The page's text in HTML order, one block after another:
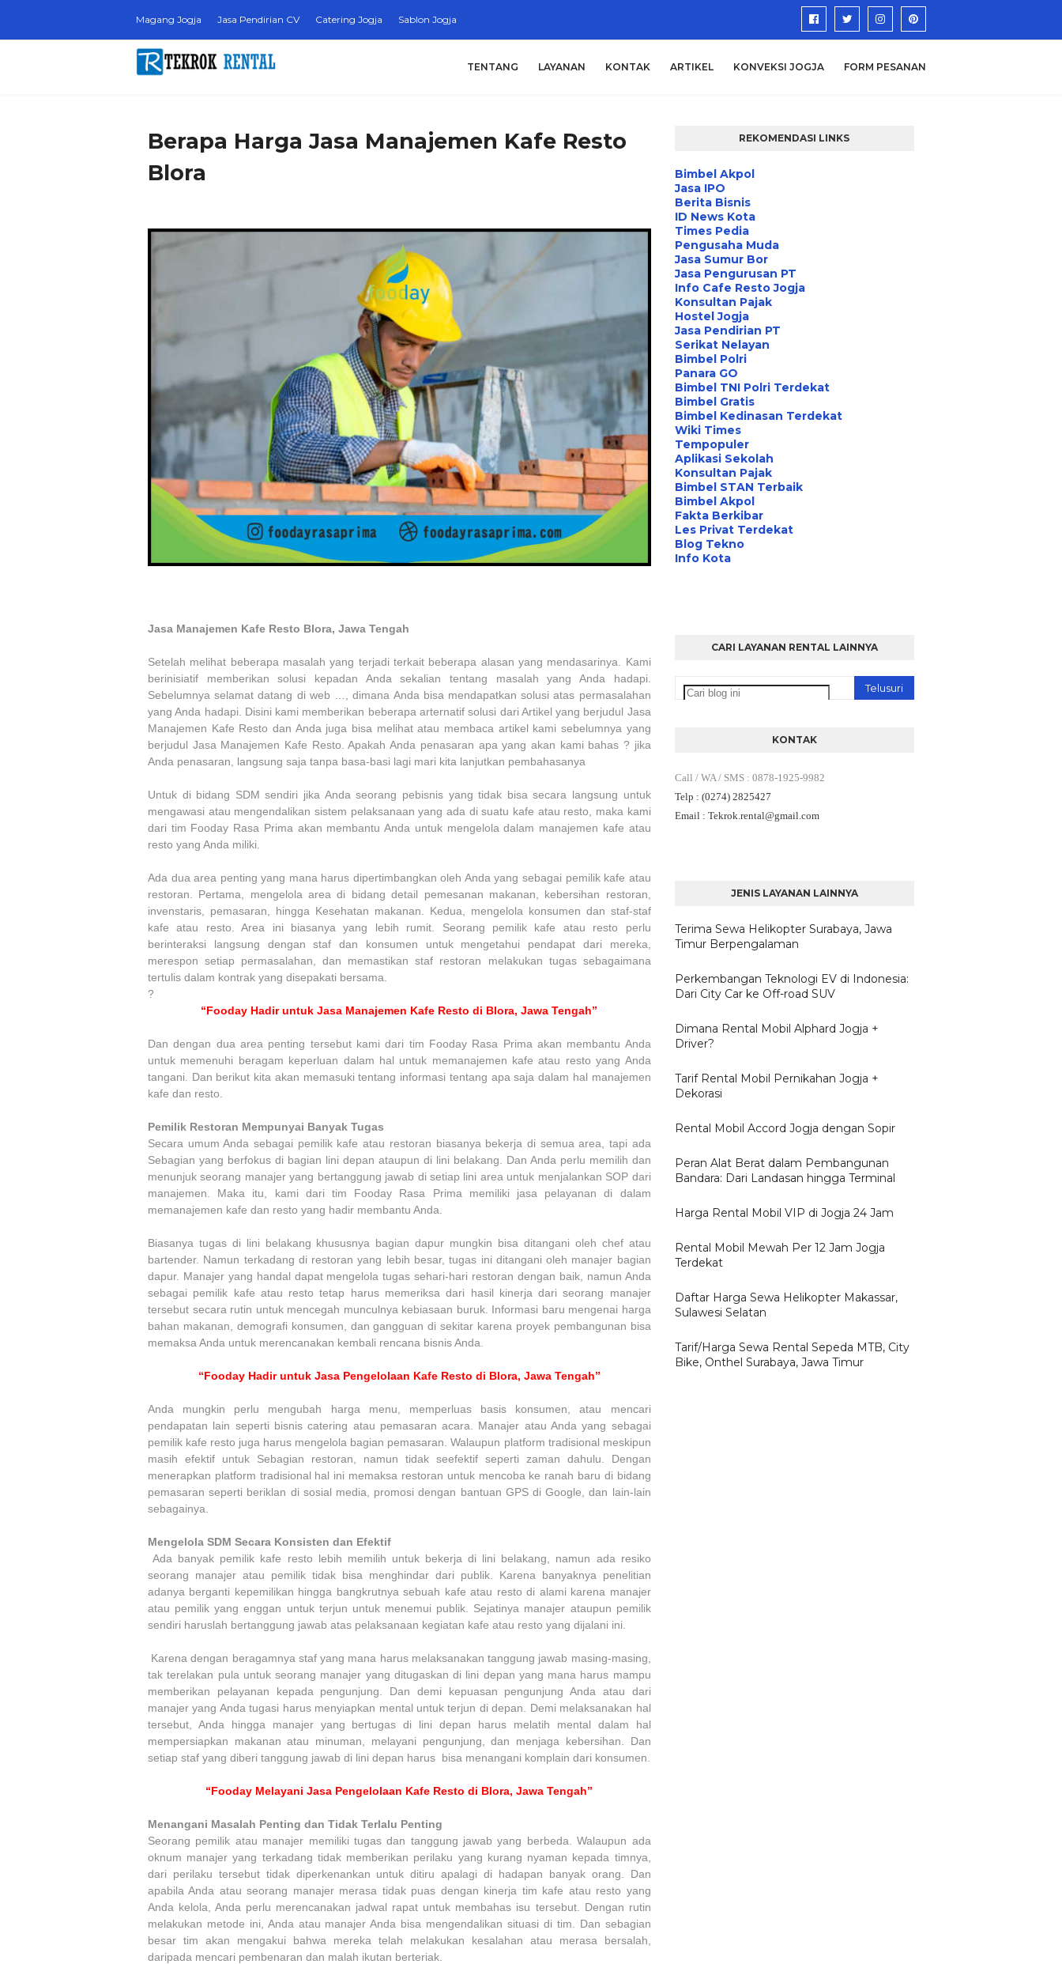
Magang Jogja Jasa Pendirian CV Catering Jogja Sablon Jogja
TENTANG LAYANAN KONTAK ARTIKEL KONVEKSI JOGJA FORM PESANAN
Berapa Harga Jasa Manajemen Kafe Resto
Blora
Jasa Manajemen Kafe Resto Blora, Jawa Tengah
Setelah melihat beberapa masalah yang terjadi terkait beberapa alasan yang mendasarinya. Kami
berinisiatif memberikan solusi kepadan Anda sekalian tentang masalah yang Anda hadapi.
Sebelumnya selamat datang di web …, dimana Anda bisa mendapatkan solusi atas permasalahan
yang Anda hadapi. Disini kami memberikan beberapa arternatif solusi dari Artikel yang berjudul Jasa
Manajemen Kafe Resto dan Anda juga bisa melihat atau membaca artikel kami sebelumnya yang
berjudul Jasa Manajemen Kafe Resto. Apakah Anda penasaran apa yang akan kami bahas ? jika
Anda penasaran, langsung saja tanpa basa-basi lagi mari kita lanjutkan pembahasanya
Untuk di bidang SDM sendiri jika Anda seorang pebisnis yang tidak bisa secara langsung untuk
mengawasi atau mengendalikan sistem pelaksanaan yang ada di suatu kafe atau resto, maka kami
dari tim Fooday Rasa Prima akan membantu Anda untuk mengelola dalam manajemen kafe atau
resto yang Anda miliki.
Ada dua area penting yang mana harus dipertimbangkan oleh Anda yang sebagai pemilik kafe atau
restoran. Pertama, mengelola area di bidang detail pemesanan makanan, kebersihan restoran,
invenstaris, pemasaran, hingga Kesehatan makanan. Kedua, mengelola konsumen dan staf-staf
kafe atau resto. Area ini biasanya yang lebih rumit. Seorang pemilik kafe atau resto perlu
berinteraksi langsung dengan staf dan konsumen untuk mengetahui pendapat dari mereka,
merespon setiap permasalahan, dan memastikan staf restoran melakukan tugas sebagaimana
tertulis dalam kontrak yang disepakati bersama.
?
“Fooday Hadir untuk Jasa Manajemen Kafe Resto di Blora, Jawa Tengah”
Dan dengan dua area penting tersebut kami dari tim Fooday Rasa Prima akan membantu Anda
untuk memenuhi beragam keperluan dalam hal untuk memanajemen kafe atau resto yang Anda
tangani. Dan berikut kita akan memasuki tentang informasi tentang apa saja dalam hal manajemen
kafe dan resto.
Pemilik Restoran Mempunyai Banyak Tugas
Secara umum Anda sebagai pemilik kafe atau restoran biasanya bekerja di semua area, tapi ada
Sebagian yang berfokus di bagian lini depan ataupun di lini belakang. Dan Anda perlu memilih dan
menunjuk seorang manajer yang bertanggung jawab di setiap lini area untuk menjalankan SOP dari
manajemen. Maka itu, kami dari tim Fooday Rasa Prima memiliki jasa pelayanan di dalam
memanajemen kafe dan resto yang hadir membantu Anda.
Biasanya tugas di lini belakang khususnya bagian dapur mungkin bisa ditangani oleh chef atau
bartender. Namun terkadang di restoran yang lebih besar, tugas ini ditangani oleh manajer bagian
dapur. Manajer yang handal dapat mengelola tugas sehari-hari restoran dengan baik, namun Anda
sebagai pemilik kafe atau resto tetap harus memeriksa dari hasil kinerja dari seorang manajer
tersebut secara rutin untuk mencegah munculnya kebiasaan buruk. Informasi baru mengenai harga
bahan makanan, demografi konsumen, dan gangguan di sekitar karena proyek pembangunan bisa
memaksa Anda untuk merencanakan kembali rencana bisnis Anda.
“Fooday Hadir untuk Jasa Pengelolaan Kafe Resto di Blora, Jawa Tengah”
Anda mungkin perlu mengubah harga menu, memperluas basis konsumen, atau mencari
pendapatan lain seperti bisnis catering atau pemasaran acara. Manajer atau Anda yang sebagai
pemilik kafe resto juga harus mengelola bagian pemasaran. Walaupun platform tradisional meskipun
masih efektif untuk Sebagian restoran, namun tidak seefektif seperti zaman dahulu. Dengan
menerapkan platform tradisional hal ini memaksa restoran untuk mencoba ke ranah baru di bidang
pemasaran seperti beriklan di sosial media, promosi dengan bantuan GPS di Google, dan lain-lain
sebagainya.
Mengelola SDM Secara Konsisten dan Efektif
Ada banyak pemilik kafe resto lebih memilih untuk bekerja di lini belakang, namun ada resiko
seorang manajer atau pemilik tidak bisa menghindar dari publik. Karena banyaknya penelitian
adanya berganti kepemilikan hingga bangkrutnya sebuah kafe atau resto di alami karena manajer
atau pemilik yang enggan untuk terjun untuk menemui publik. Sejatinya manajer ataupun pemilik
sendiri haruslah bertanggung jawab atas pelaksanaan kegiatan kafe atau resto yang dijalani ini.
Karena dengan beragamnya staf yang mana harus melaksanakan tanggung jawab masing-masing,
tak terelakan pula untuk seorang manajer yang ditugaskan di lini depan yang mana harus mampu
memberikan pelayanan kepada pengunjung. Dan demi kepuasan pengunjung Anda atau dari
manajer yang Anda tugasi harus menyiapkan mental untuk terjun di depan. Demi melaksanakan hal
tersebut, Anda hingga manajer yang bertugas di lini depan harus melatih mental dalam hal
mempersiapkan makanan atau minuman, melayani pengunjung, dan menjaga kebersihan. Dan
setiap staf yang diberi tanggung jawab di lini depan harus bisa menangani komplain dari konsumen.
“Fooday Melayani Jasa Pengelolaan Kafe Resto di Blora, Jawa Tengah”
Menangani Masalah Penting dan Tidak Terlalu Penting
Seorang pemilik atau manajer memiliki tugas dan tanggung jawab yang berbeda. Walaupun ada
oknum manajer yang terkadang tidak memberikan perilaku yang kurang nyaman kepada timnya,
dari perilaku tersebut tidak diperkenankan untuk ditiru apalagi di hadapan banyak orang. Dan
apabila Anda atau seorang manajer merasa tidak puas dengan kinerja tim kafe atau resto yang
Anda kelola, Anda perlu merencanakan jadwal rapat untuk membahas isu tersebut. Dengan rutin
melakukan metode ini, Anda atau manajer Anda bisa mengendalikan situasi di tim. Dan sebagian
besar tim akan mengakui bahwa mereka telah melakukan kesalahan atau merasa bersalah,
daripada mencari pembenaran dan malah ikutan berteriak.
REKOMENDASI LINKS
Bimbel Akpol
Jasa IPO
Berita Bisnis
ID News Kota
Times Pedia
Pengusaha Muda
Jasa Sumur Bor
Jasa Pengurusan PT
Info Cafe Resto Jogja
Konsultan Pajak
Hostel Jogja
Jasa Pendirian PT
Serikat Nelayan
Bimbel Polri
Panara GO
Bimbel TNI Polri Terdekat
Bimbel Gratis
Bimbel Kedinasan Terdekat
Wiki Times
Tempopuler
Aplikasi Sekolah
Konsultan Pajak
Bimbel STAN Terbaik
Bimbel Akpol
Fakta Berkibar
Les Privat Terdekat
Blog Tekno
Info Kota
CARI LAYANAN RENTAL LAINNYA
KONTAK
Call / WA / SMS : 0878-1925-9982
Telp : (0274) 2825427
Email : Tekrok.rental@gmail.com
JENIS LAYANAN LAINNYA
Terima Sewa Helikopter Surabaya, Jawa
Timur Berpengalaman
Perkembangan Teknologi EV di Indonesia:
Dari City Car ke Off-road SUV
Dimana Rental Mobil Alphard Jogja +
Driver?
Tarif Rental Mobil Pernikahan Jogja +
Dekorasi
Rental Mobil Accord Jogja dengan Sopir
Peran Alat Berat dalam Pembangunan
Bandara: Dari Landasan hingga Terminal
Harga Rental Mobil VIP di Jogja 24 Jam
Rental Mobil Mewah Per 12 Jam Jogja
Terdekat
Daftar Harga Sewa Helikopter Makassar,
Sulawesi Selatan
Tarif/Harga Sewa Rental Sepeda MTB, City
Bike, Onthel Surabaya, Jawa Timur